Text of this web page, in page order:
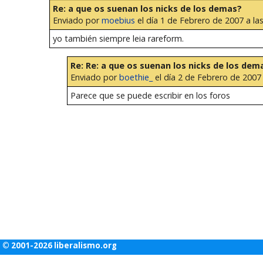
Re: a que os suenan los nicks de los demas?
Enviado pormoebius el día 1 de Febrero de 2007 a
yo también siempre leia rareform.
Re: Re: a que os suenan los nicks de los
Enviado porboethie_ el día 2 de Febrero de 2007
Parece que se puede escribir en los foros
© 2001-2026 liberalismo.org